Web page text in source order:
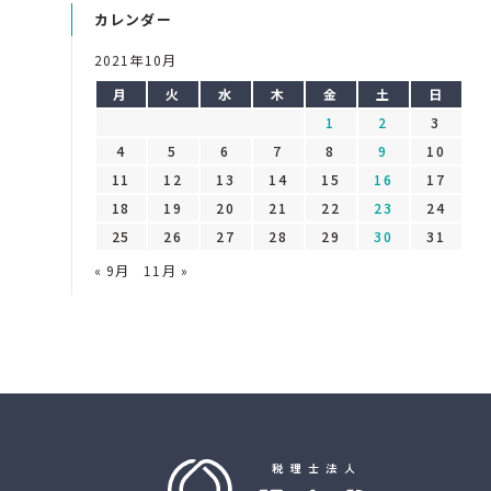
カレンダー
2021年10月
月
火 水 木 金 土
日
1
2
3
4
5 6 7 8 9
10
11
12 13 14 15 16
17
18
19 20 21 22 23
24
25
26 27 28 29 30
31
« 9月
11月 »